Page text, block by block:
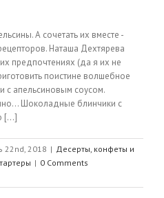
А сочетать их вместе -
Наташа Дехтярева
предпочтениях (да я их не
поистине волшебное
апельсиновым соусом.
Шоколадные блинчики с
[...]
22nd, 2018 | Десерты, конфеты и
| 0 Comments